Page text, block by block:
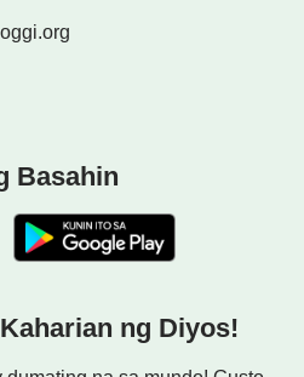
Basahin
ng Diyos!